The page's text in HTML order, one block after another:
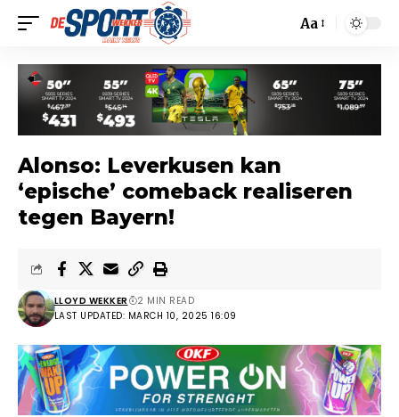
Aa
Alonso: Leverkusen kan
‘epische’ comeback realiseren
tegen Bayern!
LAST UPDATED: MARCH 10, 2025 16:09
LLOYD WEKKER 2 MIN READ